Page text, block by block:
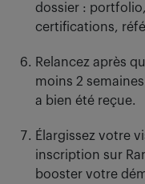
dossier :
certifications,
Relancez après
moins 2
a bien été reçue.
Élargissez votre
inscription sur
booster votre